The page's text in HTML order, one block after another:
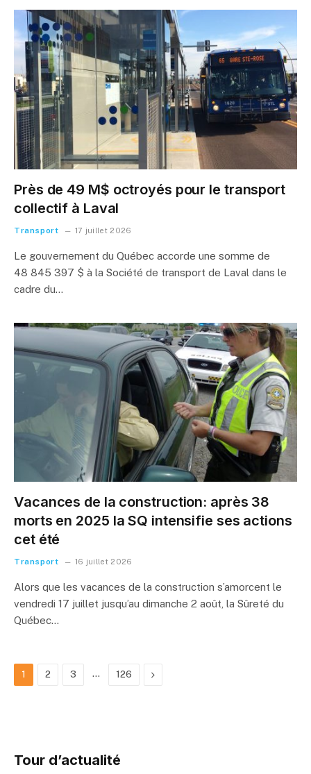
Près de 49 M$ octroyés pour le transport
collectif à Laval
Transport 17 juillet 2026
Le gouvernement du Québec accorde une somme de
48 845 397 $ à la Société de transport de Laval dans le
cadre du…
Vacances de la construction: après 38
morts en 2025 la SQ intensifie ses actions
cet été
Transport 16 juillet 2026
Alors que les vacances de la construction s’amorcent le
vendredi 17 juillet jusqu’au dimanche 2 août, la Sûreté du
Québec…
1 2 3 … 126 Next
Tour d’actualité